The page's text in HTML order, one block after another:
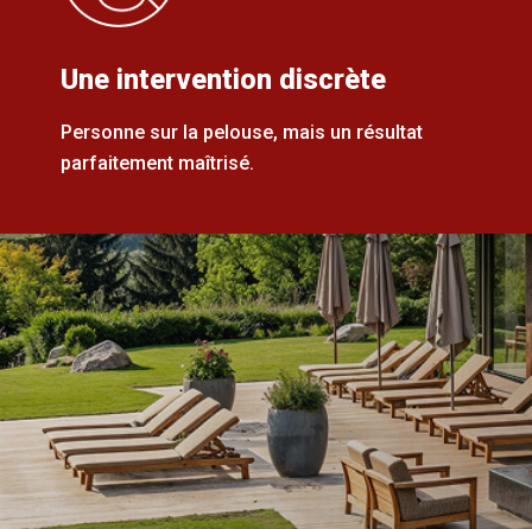
Une intervention discrète
Personne sur la pelouse, mais un résultat
parfaitement maîtrisé.